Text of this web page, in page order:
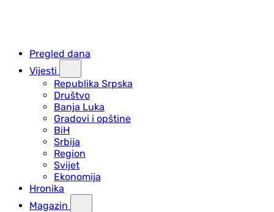
Pregled dana
Vijesti
Republika Srpska
Društvo
Banja Luka
Gradovi i opštine
BiH
Srbija
Region
Svijet
Ekonomija
Hronika
Magazin